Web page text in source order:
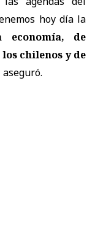
hoy día la
economía, de
chilenos y de
aseguró.